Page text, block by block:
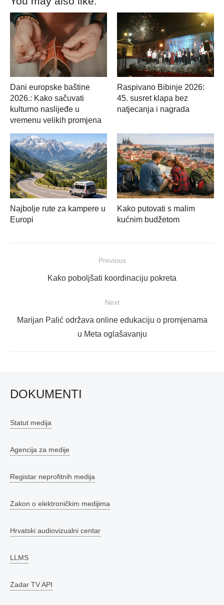
Dani europske baštine
2026.: Kako sačuvati
kulturno naslijeđe u
vremenu velikih promjena
Raspivano Bibinje 2026:
45. susret klapa bez
natjecanja i nagrada
Najbolje rute za kampere u
Europi
Kako putovati s malim
kućnim budžetom
Previous
Previous
Kako poboljšati koordinaciju pokreta
Next
Next
Marijan Palić održava online edukaciju o promjenama
u Meta oglašavanju
DOKUMENTI
Statut medija
Agencija za medije
Registar neprofitnih medija
Zakon o elektroničkim medijima
Hrvatski audiovizualni centar
LLMS
Zadar TV API